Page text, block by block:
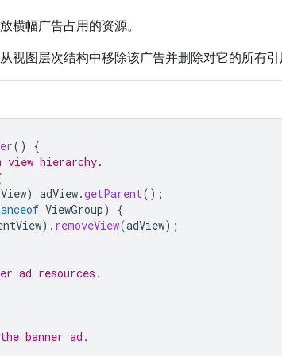
横幅广告占用的资源。
视图层次结构中移除该广告并删除对它的所有
()
{
view hierarchy.
View) adView.getParent();
ViewGroup)
{
). removeView(adView);
ad resources.
banner ad.